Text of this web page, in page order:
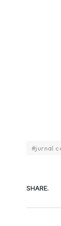
#jurnal
SHARE.